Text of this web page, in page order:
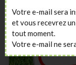
Votre e-mail sera
et vous recevrez
tout moment.
Votre e-mail ne